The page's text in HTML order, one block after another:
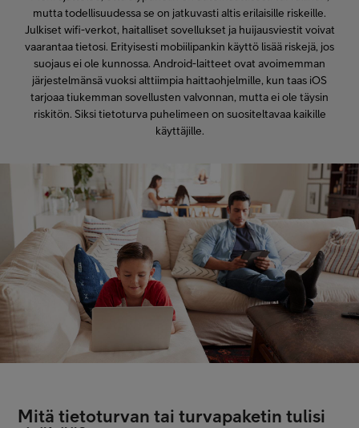
mutta todellisuudessa se on jatkuvasti altis erilaisille riskeille.
Julkiset wifi-verkot, haitalliset sovellukset ja huijausviestit voivat
vaarantaa tietosi. Erityisesti mobiilipankin käyttö lisää riskejä, jos
suojaus ei ole kunnossa. Android-laitteet ovat avoimemman
järjestelmänsä vuoksi alttiimpia haittaohjelmille, kun taas iOS
tarjoaa tiukemman sovellusten valvonnan, mutta ei ole täysin
riskitön. Siksi tietoturva puhelimeen on suositeltavaa kaikille
käyttäjille.
Mitä tietoturvan tai turvapaketin tulisi